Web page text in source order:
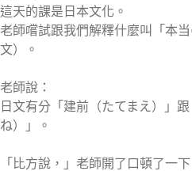
這天的課是日本文化。
老師嚐試跟我們解釋什麼叫「本
文）。
老師說：
日文有分「建前（たてまえ）」
ね）」。
「比方說，」老師開了口頓了一下